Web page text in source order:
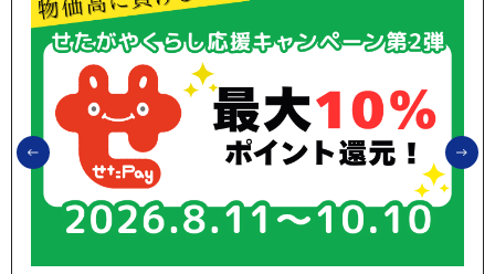
前のスライドを表示